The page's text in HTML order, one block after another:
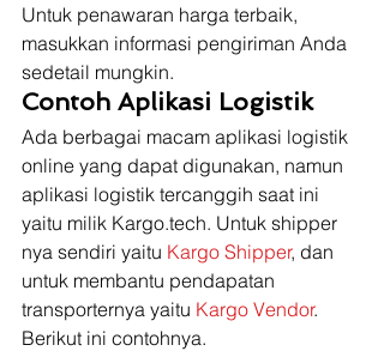
Untuk penawaran harga terbaik,
masukkan informasi pengiriman Anda
sedetail mungkin.
Contoh Aplikasi Logistik
Ada berbagai macam aplikasi logistik
online yang dapat digunakan, namun
aplikasi logistik tercanggih saat ini
yaitu milik Kargo.tech. Untuk shipper
nya sendiri yaitu Kargo Shipper, dan
untuk membantu pendapatan
transporternya yaitu Kargo Vendor.
Berikut ini contohnya.